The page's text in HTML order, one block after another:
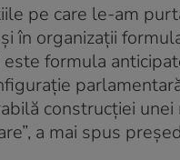
pe care le-am
în organizaţii
formula
construcţiei unei
a mai spus